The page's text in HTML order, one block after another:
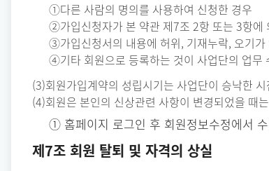
①다른 사람의 명의를 사용하여 신청한 경우
②가입신청자가 본 약관 제7조 2항 또는 3항에
③가입신청서의 내용에 허위, 기재누락, 오기가
④기타 회원으로 등록하는 것이 사업단의 업무
(3)회원가입계약의 성립시기는 사업단이 승낙한
(4)회원은 본인의 신상관련 사항이 변경되었을 때
① 홈페이지 로그인 후 회원정보수정에서
제7조 회원 탈퇴 및 자격의 상실